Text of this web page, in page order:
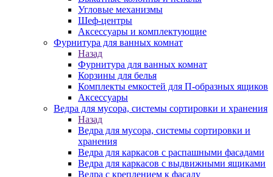
Угловые механизмы
Шеф-центры
Аксессуары и комплектующие
Фурнитура для ванных комнат
Назад
Фурнитура для ванных комнат
Корзины для белья
Комплекты емкостей для П-образных ящиков
Аксессуары
Ведра для мусора, системы сортировки и хранения
Назад
Ведра для мусора, системы сортировки и
хранения
Ведра для каркасов с распашными фасадами
Ведра для каркасов с выдвижными ящиками
Ведра с креплением к фасаду